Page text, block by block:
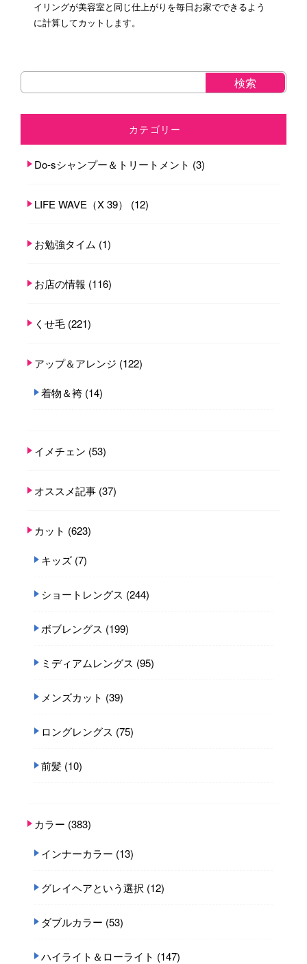
イリングが美容室と同じ仕上がりを毎日お家でできるよう
に計算してカットします。
カテゴリー
Do-sシャンプー＆トリートメント (3)
LIFE WAVE（X 39） (12)
お勉強タイム (1)
お店の情報 (116)
くせ毛 (221)
アップ＆アレンジ (122)
着物＆袴 (14)
イメチェン (53)
オススメ記事 (37)
カット (623)
キッズ (7)
ショートレングス (244)
ボブレングス (199)
ミディアムレングス (95)
メンズカット (39)
ロングレングス (75)
前髪 (10)
カラー (383)
インナーカラー (13)
グレイヘアという選択 (12)
ダブルカラー (53)
ハイライト＆ローライト (147)